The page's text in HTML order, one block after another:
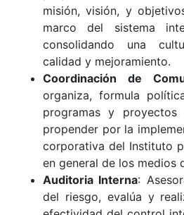
misión, visión, y
marco del sistema
consolidando una
calidad y mejoramiento.
Coordinación de
organiza, formula
programas y
propender por la
corporativa del Instituto
en general de los medios
Auditoria Interna:
del riesgo, evalúa y